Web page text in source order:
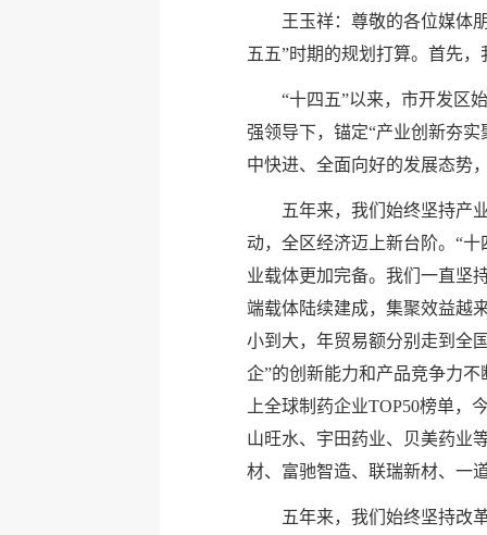
王玉祥：尊敬的各位媒体
五五”时期的规划打算。首先
“十四五”以来，市开发区
强领导下，锚定“产业创新夯
中快进、全面向好的发展态势
五年来，我们始终坚持产
动，全区经济迈上新台阶。“
业载体更加完备。我们一直坚
端载体陆续建成，集聚效益越
小到大，年贸易额分别走到全
企”的创新能力和产品竞争力
上全球制药企业TOP50榜单
山旺水、宇田药业、贝美药业
材、富驰智造、联瑞新材、一
五年来，我们始终坚持改